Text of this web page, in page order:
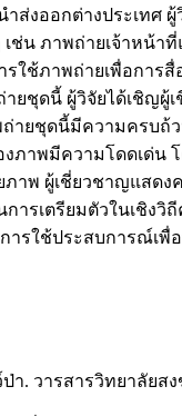
งออกต่างประเทศ
น ภาพถ่ายเจ้าหน้
ใช้ภาพถ่ายเพื่อการ
ชุดนี้ ผู้วิจัยได้เชิญ
ยชุดนี้มีความครบถ้
พมีความโดดเด่น
พ ผู้เชี่ยวชาญแสด
รเตรียมตัวในเชิง
รใช้ประสบการณ์เ
รสารวิทยาลัยสงฆ์น